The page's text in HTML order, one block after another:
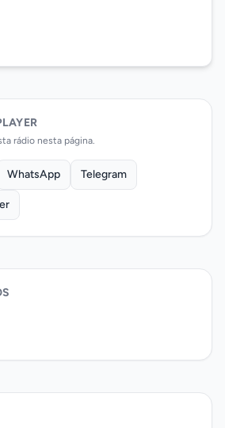
rádio nesta página.
WhatsApp Telegram